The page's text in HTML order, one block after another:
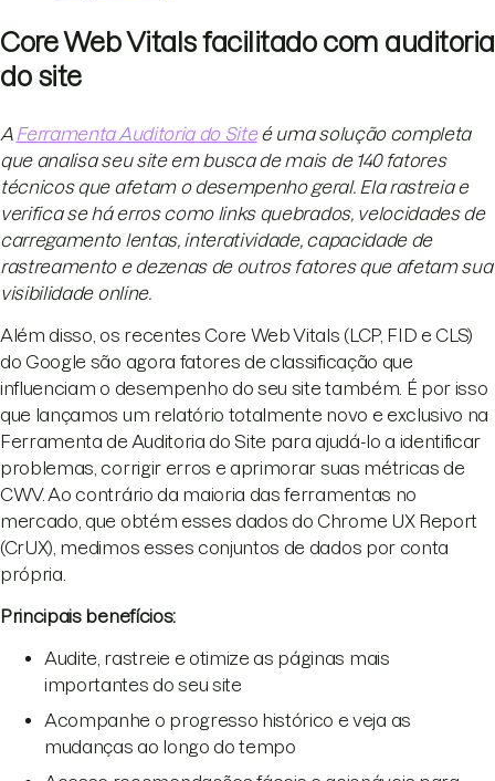
Core Web Vitals facilitado com auditoria
do site
A Ferramenta Auditoria do Siteé uma solução completa
que analisa seu site em busca de mais de 140 fatores
técnicos que afetam o desempenho geral. Ela rastreia e
verifica se há erros como links quebrados, velocidades de
carregamento lentas, interatividade, capacidade de
rastreamento e dezenas de outros fatores que afetam sua
visibilidade online.
Além disso, os recentes Core Web Vitals (LCP, FID e CLS)
do Google são agora fatores de classificação que
influenciam o desempenho do seu site também. É por isso
que lançamos um relatório totalmente novo e exclusivo na
Ferramenta de Auditoria do Site para ajudá-lo a identificar
problemas, corrigir erros e aprimorar suas métricas de
CWV. Ao contrário da maioria das ferramentas no
mercado, que obtém esses dados do Chrome UX Report
(CrUX), medimos esses conjuntos de dados por conta
própria.
Principais benefícios:
Audite, rastreie e otimize as páginas mais
importantes do seu site
Acompanhe o progresso histórico e veja as
mudanças ao longo do tempo